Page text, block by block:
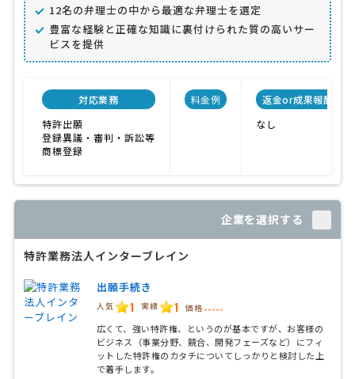
12名の弁理士の中から最適な弁理士を選定
豊富な経験と正確な知識に裏付けられた質の高いサー
ビスを提供
対応業務
特許出願
登録異議・審判・訴訟等
商標登録
料金例
返金or成果報酬制度
なし
企業を選択する
特許業務法人インターブレイン
出願手続き
人気 1 実績 1 価格 -----
広くて、強い特許権、というのが基本ですが、お客様の
ビジネス（事業分野、競合、開発フェーズなど）にフィ
ットした特許権のカタチについてしっかりと検討した上
で着手します。